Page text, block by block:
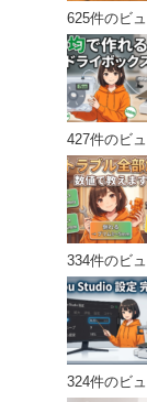
625件のビ
427件のビ
334件のビ
324件のビ